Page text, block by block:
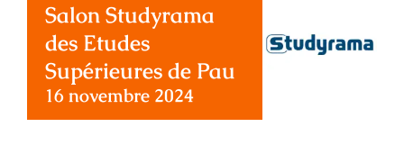
Salon Studyrama
des Etudes
Supérieures de Pau
16 novembre 2024